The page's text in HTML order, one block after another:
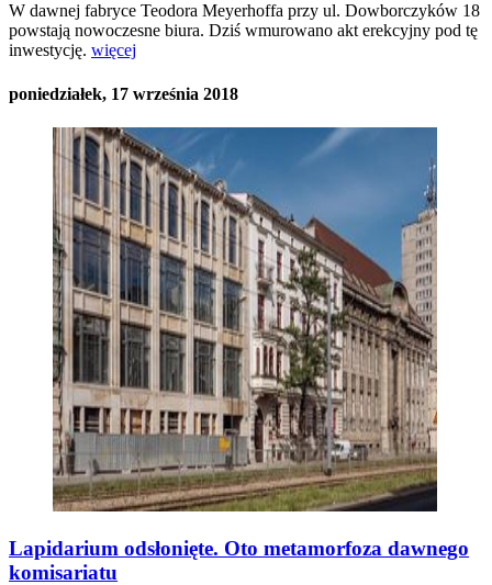
W dawnej fabryce Teodora Meyerhoffa przy ul. Dowborczyków 18
powstają nowoczesne biura. Dziś wmurowano akt erekcyjny pod tę
inwestycję. więcej
poniedziałek, 17 września 2018
Lapidarium odsłonięte. Oto metamorfoza dawnego
komisariatu